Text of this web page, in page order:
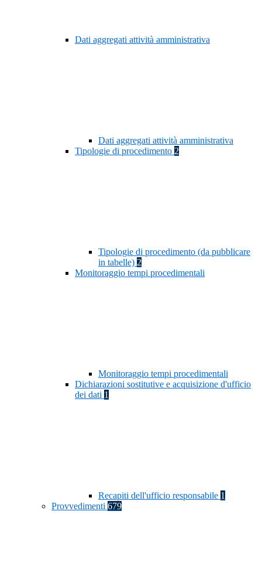
Dati aggregati attività amministrativa
Dati aggregati attività amministrativa
Tipologie di procedimento 2
Tipologie di procedimento (da pubblicare
in tabelle) 2
Monitoraggio tempi procedimentali
Monitoraggio tempi procedimentali
Dichiarazioni sostitutive e acquisizione d'ufficio
dei dati 1
Recapiti dell'ufficio responsabile 1
Provvedimenti 679